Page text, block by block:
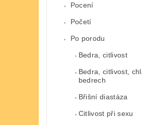
Pocení
Početí
Po porodu
Bedra, citlivost
Bedra, citlivost,
bedrech
Břišní diastáza
Citlivost při sexu